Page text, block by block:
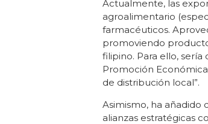
Actualmente, las
agroalimentario
farmacéuticos.
promoviendo
filipino. Para ello,
Promoción
de distribución local”.
Asimismo, ha
alianzas estratégicas